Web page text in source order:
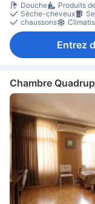
Douche
Produits
Sèche-cheveux
chaussons
Entrez
Chambre